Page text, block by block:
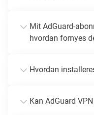
Mit AdGuard-
hvordan fornyes
Hvordan
Kan AdGuard